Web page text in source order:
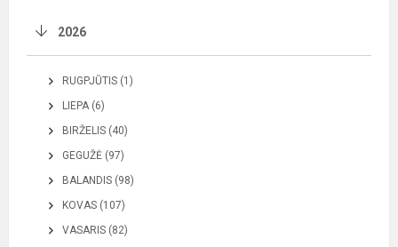
2026
RUGPJŪTIS (1)
LIEPA (6)
BIRŽELIS (40)
GEGUŽĖ (97)
BALANDIS (98)
KOVAS (107)
VASARIS (82)